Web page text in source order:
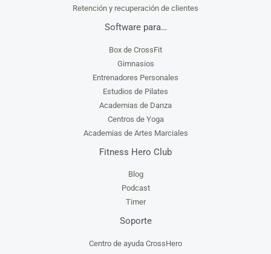
Retención y recuperación de clientes
Software para…
Box de CrossFit
Gimnasios
Entrenadores Personales
Estudios de Pilates
Academias de Danza
Centros de Yoga
Academias de Artes Marciales
Fitness Hero Club
Blog
Podcast
Timer
Soporte
Centro de ayuda CrossHero